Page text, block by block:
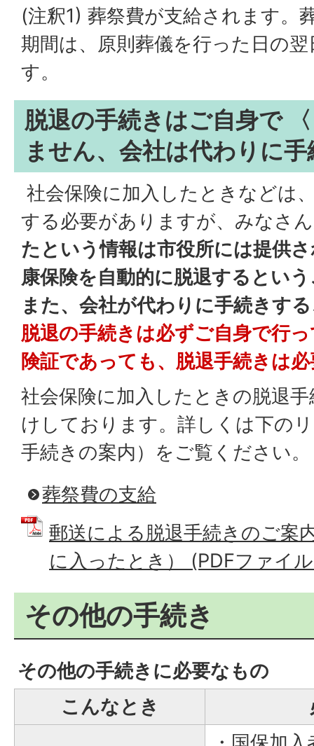
(注釈1) 葬祭費が支給されます。
期間は、原則葬儀を行った日の
す。
脱退の手続きはご自身で
ません、会社は代わりに
社会保険に加入したときなどは
する必要がありますが、みなさ
たという情報は市役所には提供
康保険を自動的に脱退するとい
また、会社が代わりに手続きす
脱退の手続きは必ずご自身で行
険証であっても、脱退手続きは
社会保険に加入したときの脱退
けしております。詳しくは下の
手続きの案内）をご覧ください。
葬祭費の支給
郵送による脱退手続きのご案
に入ったとき） (PDFファイ
その他の手続き
その他の手続きに必要なもの
こんなとき